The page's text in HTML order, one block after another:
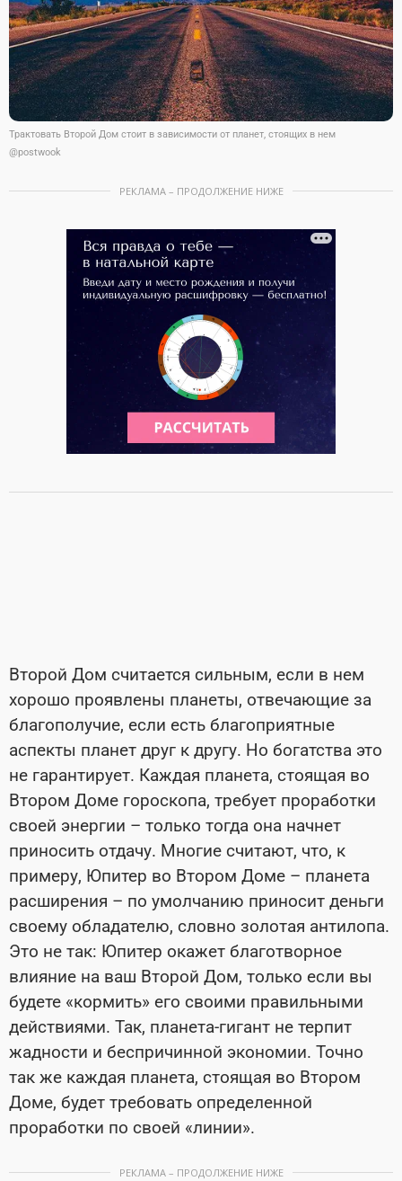
Трактовать Второй Дом стоит в зависимости от планет, стоящих в нем
@postwook
РЕКЛАМА – ПРОДОЛЖЕНИЕ НИЖЕ
Второй Дом считается сильным, если в нем
хорошо проявлены планеты, отвечающие за
благополучие, если есть благоприятные
аспекты планет друг к другу. Но богатства это
не гарантирует. Каждая планета, стоящая во
Втором Доме гороскопа, требует проработки
своей энергии – только тогда она начнет
приносить отдачу. Многие считают, что, к
примеру, Юпитер во Втором Доме – планета
расширения – по умолчанию приносит деньги
своему обладателю, словно золотая антилопа.
Это не так: Юпитер окажет благотворное
влияние на ваш Второй Дом, только если вы
будете «кормить» его своими правильными
действиями. Так, планета-гигант не терпит
жадности и беспричинной экономии. Точно
так же каждая планета, стоящая во Втором
Доме, будет требовать определенной
проработки по своей «линии».
РЕКЛАМА – ПРОДОЛЖЕНИЕ НИЖЕ